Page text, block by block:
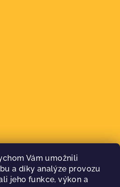
Vám umožnili
a díky analýze provozu
jeho funkce, výkon a